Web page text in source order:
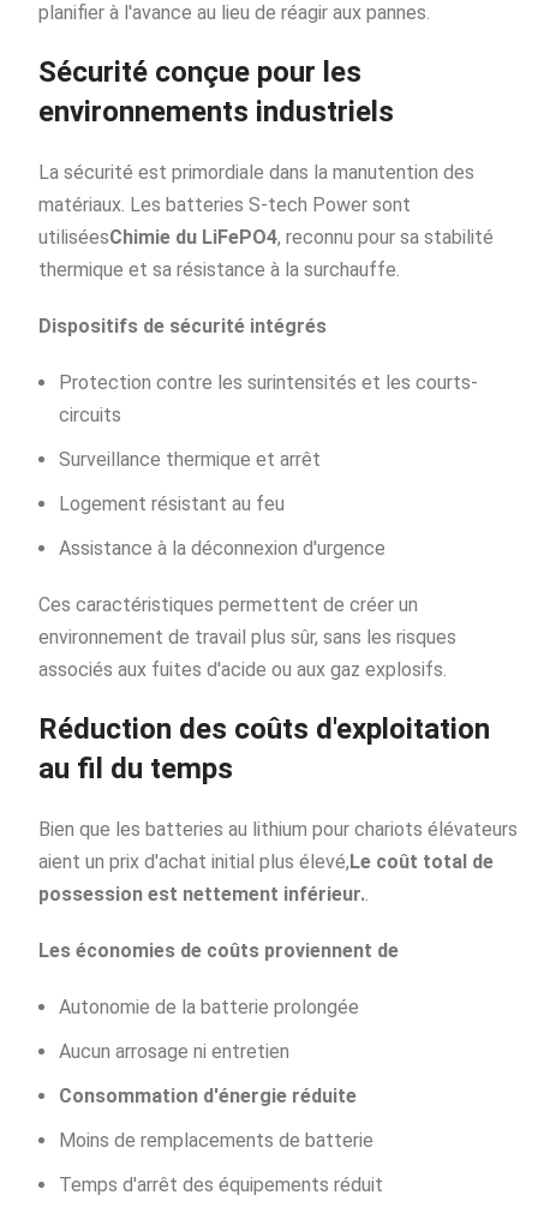
planifier à l'avance au lieu de réagir aux pannes.
Sécurité conçue pour les
environnements industriels
La sécurité est primordiale dans la manutention des
matériaux. Les batteries S-tech Power sont
utiliséesChimie du LiFePO4, reconnu pour sa stabilité
thermique et sa résistance à la surchauffe.
Dispositifs de sécurité intégrés
Protection contre les surintensités et les courts-
circuits
Surveillance thermique et arrêt
Logement résistant au feu
Assistance à la déconnexion d'urgence
Ces caractéristiques permettent de créer un
environnement de travail plus sûr, sans les risques
associés aux fuites d'acide ou aux gaz explosifs.
Réduction des coûts d'exploitation
au fil du temps
Bien que les batteries au lithium pour chariots élévateurs
aient un prix d'achat initial plus élevé,Le coût total de
possession est nettement inférieur.
Les économies de coûts proviennent de
Autonomie de la batterie prolongée
Aucun arrosage ni entretien
Consommation d'énergie réduite
Moins de remplacements de batterie
Temps d'arrêt des équipements réduit